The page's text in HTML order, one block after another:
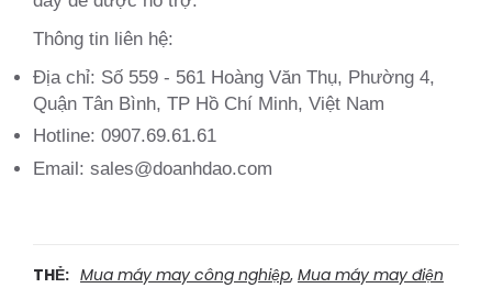
Thông tin liên hệ:
Địa chỉ: Số 559 - 561 Hoàng Văn Thụ, Phường 4,
Quận Tân Bình, TP Hồ Chí Minh, Việt Nam
Hotline: 0907.69.61.61
Email: sales@doanhdao.com
THẺ: Mua máy may công nghiệp, Mua máy may điện